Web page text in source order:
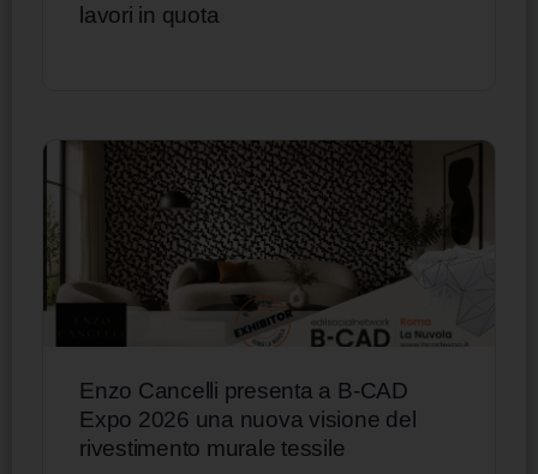
lavori in quota
Enzo Cancelli presenta a B-CAD
Expo 2026 una nuova visione del
rivestimento murale tessile